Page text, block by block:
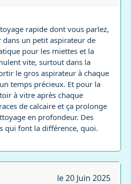
rapide dont vous parlez,
un petit aspirateur de
pour les miettes et la
vite, surtout dans la
le gros aspirateur à chaque
temps précieux. Et pour la
à vitre après chaque
de calcaire et ça prolonge
en profondeur. Des
qui font la différence, quoi.
le 20 Juin 2025